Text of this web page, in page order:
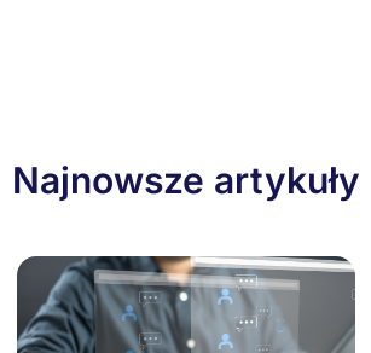
Najnowsze artykuły